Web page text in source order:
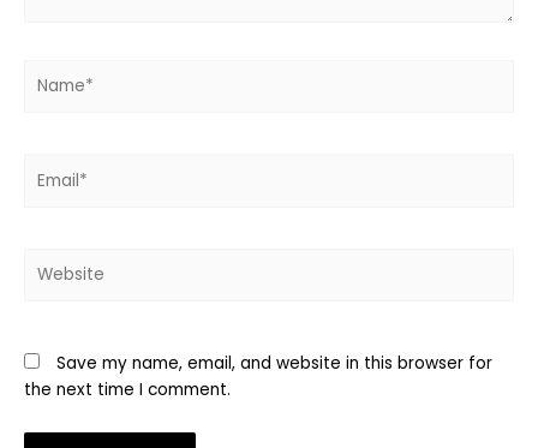
Save my name, email, and website in this browser for
the next time I comment.